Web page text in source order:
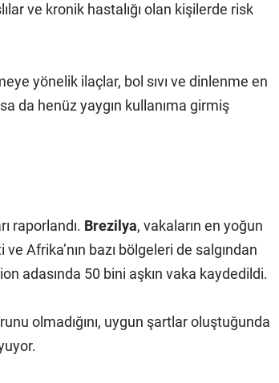
ve kronik hastalığı olan kişilerde risk
yönelik ilaçlar, bol sıvı ve dinlenme en
da henüz yaygın kullanıma girmiş
raporlandı. Brezilya, vakaların en yoğun
Afrika’nın bazı bölgeleri de salgından
adasında 50 bini aşkın vaka kaydedildi.
olmadığını, uygun şartlar oluştuğunda